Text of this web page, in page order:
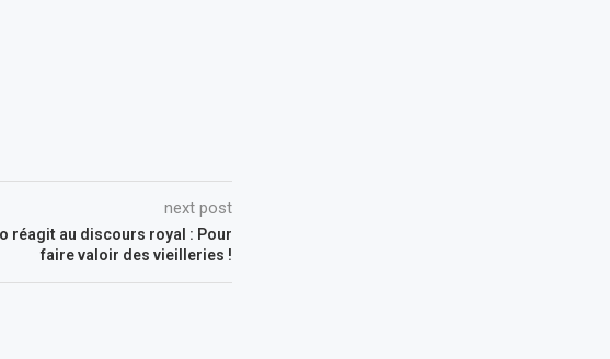
next post
réagit au discours royal : Pour
faire valoir des vieilleries !